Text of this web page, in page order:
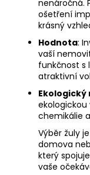
nenáročná.
ošetření
krásný
Hodnota:
vaší
funkčnost s
atraktivní
ekologickou
chemikálie
Výběr žuly
domova
který
vaše